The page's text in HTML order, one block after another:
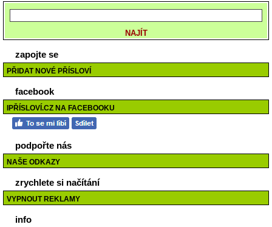
zapojte se
PŘIDAT NOVÉ PŘÍSLOVÍ
facebook
IPŘÍSLOVÍ.CZ NA FACEBOOKU
podpořte nás
NAŠE ODKAZY
zrychlete si načítání
VYPNOUT REKLAMY
info